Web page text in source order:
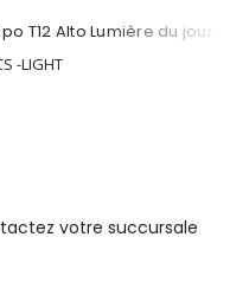
T12 Alto Lumière du jour
-LIGHT
votre succursale